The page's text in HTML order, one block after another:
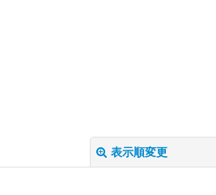
表示順変更